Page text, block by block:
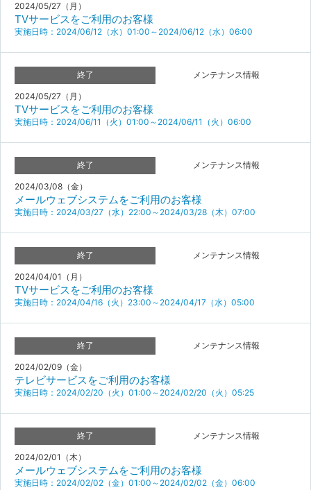
2024/05/27（月）
TVサービスをご利用のお客様
実施日時：2024/06/12（水）01:00～2024/06/12（水）06:00
終了 メンテナンス情報
2024/05/27（月）
TVサービスをご利用のお客様
実施日時：2024/06/11（火）01:00～2024/06/11（火）06:00
終了 メンテナンス情報
2024/03/08（金）
メールウェブシステムをご利用のお客様
実施日時：2024/03/27（水）22:00～2024/03/28（木）07:00
終了 メンテナンス情報
2024/04/01（月）
TVサービスをご利用のお客様
実施日時：2024/04/16（火）23:00～2024/04/17（水）05:00
終了 メンテナンス情報
2024/02/09（金）
テレビサービスをご利用のお客様
実施日時：2024/02/20（火）01:00～2024/02/20（火）05:25
終了 メンテナンス情報
2024/02/01（木）
メールウェブシステムをご利用のお客様
実施日時：2024/02/02（金）01:00～2024/02/02（金）06:00